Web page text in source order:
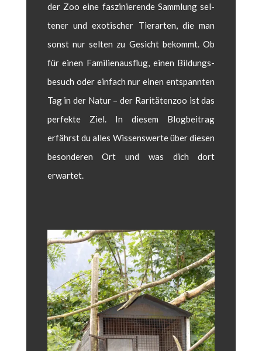
der Zoo eine faszinierende Samm­lung sel­
tener und exo­tis­ch­er Tier­arten, die man
son­st nur sel­ten zu Gesicht bekommt. Ob
für einen Fam­i­lien­aus­flug, einen Bil­dungs­
be­such oder ein­fach nur einen entspan­nten
Tag in der Natur – der Rar­itäten­zoo ist das
per­fek­te Ziel. In diesem Blog­beitrag
erfährst du alles Wis­senswerte über diesen
beson­deren Ort und was dich dort
erwartet.